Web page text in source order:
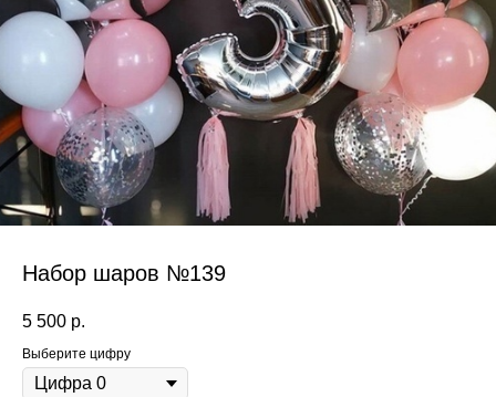
Набор шаров №139
5 500 р.
Выберите цифру